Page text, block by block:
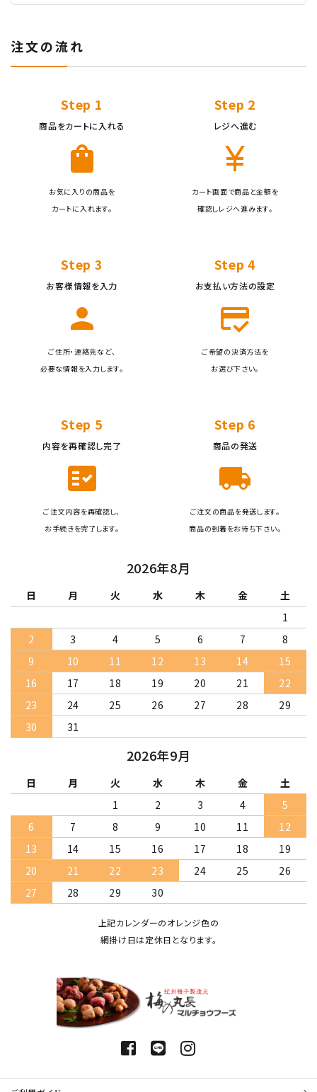
注文の流れ
Step 1
商品をカートに入れる
shopping_bag
お気に入りの商品を
カートに入れます。
Step 2
レジへ進む
currency_yen
カート画面で商品と金額を
確認しレジへ進みます。
Step 3
お客様情報を入力
person
ご住所・連絡先など、
必要な情報を入力します。
Step 4
お支払い方法の設定
credit_score
ご希望の決済方法を
お選び下さい。
Step 5
内容を再確認し完了
fact_check
ご注文内容を再確認し、
お手続きを完了します。
Step 6
商品の発送
local_shipping
ご注文の商品を発送します。
商品の到着をお待ち下さい。
2026年8月
日 月 火 水 木 金
土
1
2
3 4 5 6 7
8
9
10 11 12 13 14
15
16
17 18 19 20 21
22
23
24 25 26 27 28
29
30
31
2026年9月
日 月 火 水 木 金
土
1
2 3 4
5
6
7 8 9 10 11
12
13
14 15 16 17 18
19
20
21 22 23 24 25
26
27
28 29 30
上記カレンダーのオレンジ色の
網掛け日は定休日となります。